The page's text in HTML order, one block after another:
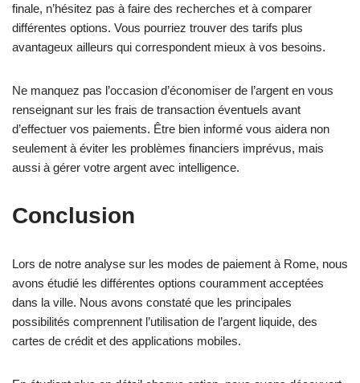
finale, n’hésitez pas à faire des recherches et à comparer
différentes options. Vous pourriez trouver des tarifs plus
avantageux ailleurs qui correspondent mieux à vos besoins.
Ne manquez pas l’occasion d’économiser de l’argent en vous
renseignant sur les frais de transaction éventuels avant
d’effectuer vos paiements. Être bien informé vous aidera non
seulement à éviter les problèmes financiers imprévus, mais
aussi à gérer votre argent avec intelligence.
Conclusion
Lors de notre analyse sur les modes de paiement à Rome, nous
avons étudié les différentes options couramment acceptées
dans la ville. Nous avons constaté que les principales
possibilités comprennent l’utilisation de l’argent liquide, des
cartes de crédit et des applications mobiles.